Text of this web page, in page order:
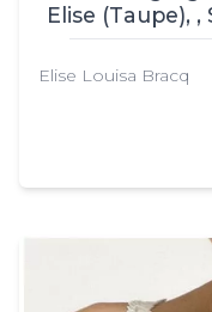
Elise (Taupe),
Louisa
Elise Louisa Bracq